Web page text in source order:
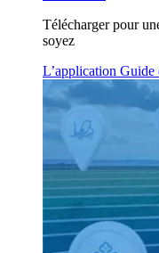
Télécharger pour
soyez
L’application Guide